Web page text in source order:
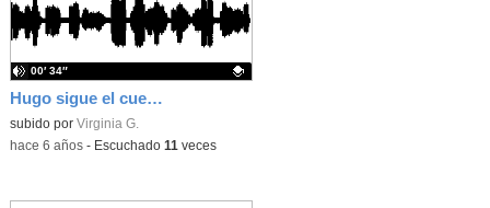
Hugo sigue el cuento
Contenido educativo.
subido por Virginia G.
00′ 34″
-hace 6 años- Escuchado 11 veces